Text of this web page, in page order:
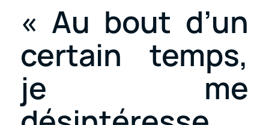
« Au bout d’un
certain temps,
je me